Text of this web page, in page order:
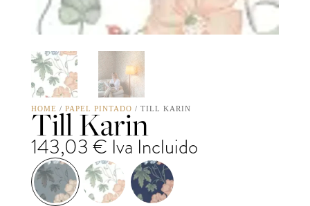
HOME / PAPEL PINTADO / TILL KARIN
Till Karin
143,03 € Iva Incluido